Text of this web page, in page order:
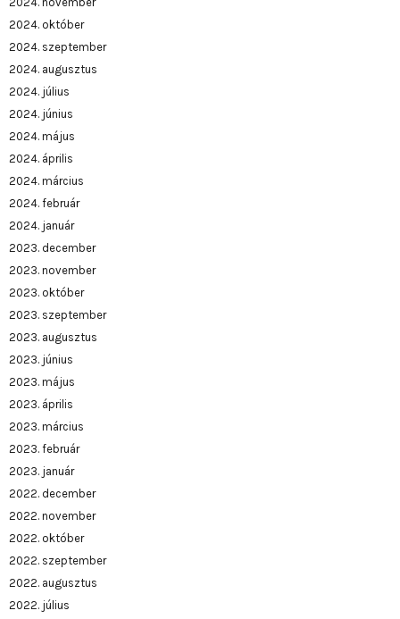
2024. október
2024. szeptember
2024. augusztus
2024. július
2024. június
2024. május
2024. április
2024. március
2024. február
2024. január
2023. december
2023. november
2023. október
2023. szeptember
2023. augusztus
2023. június
2023. május
2023. április
2023. március
2023. február
2023. január
2022. december
2022. november
2022. október
2022. szeptember
2022. augusztus
2022. július